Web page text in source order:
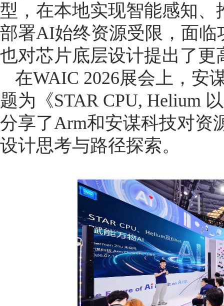
型，在本地实现智能感知
部署AI始终资源受限，面
也对芯片底层设计提出了更
在WAIC 2026展会上，安
题为《STAR CPU, Helium
分享了Arm和安谋科技对资
设计思考与路径探索。